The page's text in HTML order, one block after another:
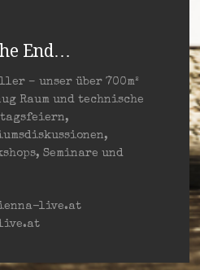
End…
– unser über 700m²
Raum und technische
Seminare und
live.at
live.at